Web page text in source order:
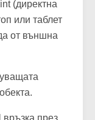
(директна
или таблет
от външна
през